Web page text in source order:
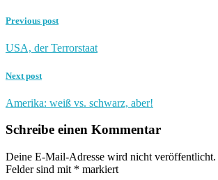
Previous post
USA, der Terrorstaat
Next post
Amerika: weiß vs. schwarz, aber!
Schreibe einen Kommentar
Deine E-Mail-Adresse wird nicht veröffentlicht.
Felder sind mit * markiert